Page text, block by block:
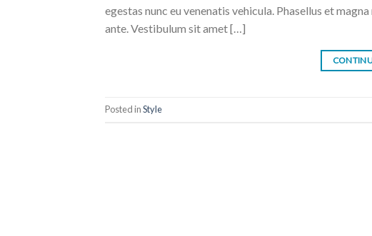
egestas nunc eu venenatis vehicula. Phasellus et
ante. Vestibulum sit amet […]
Posted inStyle